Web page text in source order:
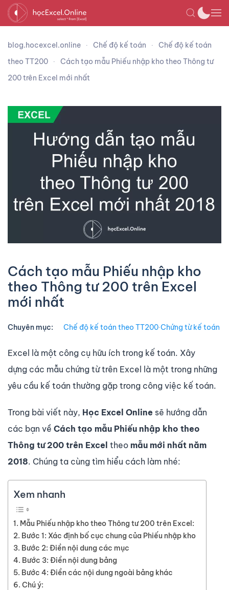
blog.hocexcel.online Chế độ kế toán
Chế độ kế toán
theo TT200
Cách tạo mẫu Phiếu nhập kho theo Thông tư
200 trên Excel mới nhất
Cách tạo mẫu Phiếu nhập kho
theo Thông tư 200 trên Excel
mới nhất
Chuyên mục: Chế độ kế toán theo TT200∙Chứng từ kế toán
Excel là một công cụ hữu ích trong kế toán. Xây
dựng các mẫu chứng từ trên Excel là một trong những
yêu cầu kế toán thường gặp trong công việc kế toán.
Trong bài viết này, Học Excel Online sẽ hướng dẫn
các bạn về Cách tạo mẫu Phiếu nhập kho theo
Thông tư 200 trên Excel theo mẫu mới nhất năm
2018. Chúng ta cùng tìm hiểu cách làm nhé:
Xem nhanh
Mẫu Phiếu nhập kho theo Thông tư 200 trên Excel:
Bước 1: Xác định bố cục chung của Phiếu nhập kho
Bước 2: Điền nội dung các mục
Bước 3: Điền nội dung bảng
Bước 4: Điền các nội dung ngoài bảng khác
Chú ý: